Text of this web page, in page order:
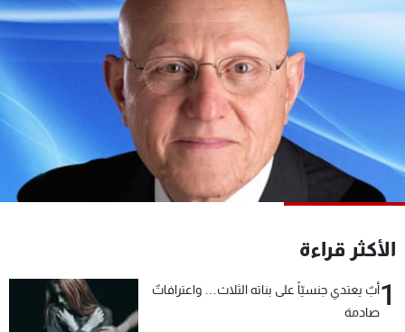
الأكثر قراءة
1أبٌ يعتدي جنسيّاً على بناته الثلاث… واعترافاتٌ
صادمة
كأس العالم
البرامج
جدول البرامج
شاهد البرامج
عن MTV
الإنـتـاج
وظائف
شروط الإسـتخدام